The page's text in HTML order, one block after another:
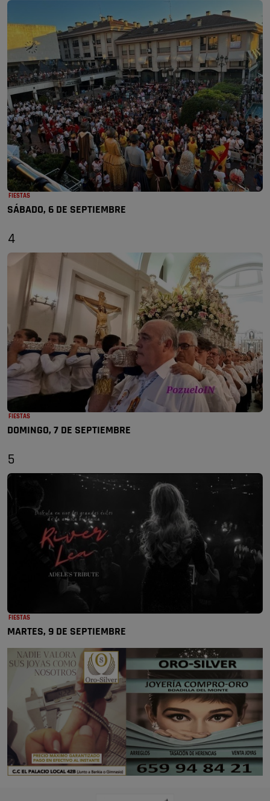
FIESTAS
SÁBADO, 6 DE SEPTIEMBRE
4
FIESTAS
DOMINGO, 7 DE SEPTIEMBRE
5
FIESTAS
MARTES, 9 DE SEPTIEMBRE